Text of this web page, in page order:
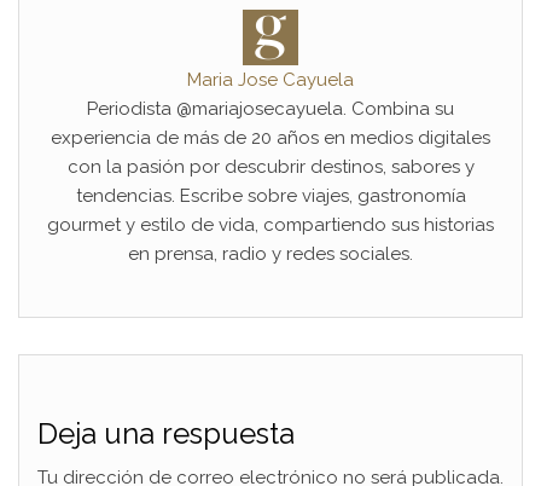
Maria Jose Cayuela
Periodista @mariajosecayuela. Combina su
experiencia de más de 20 años en medios digitales
con la pasión por descubrir destinos, sabores y
tendencias. Escribe sobre viajes, gastronomía
gourmet y estilo de vida, compartiendo sus historias
en prensa, radio y redes sociales.
Deja una respuesta
Tu dirección de correo electrónico no será publicada.